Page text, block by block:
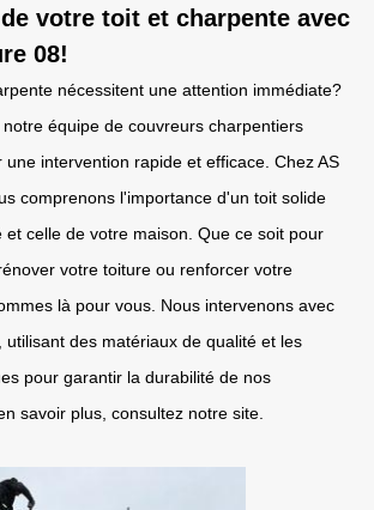
votre toit et charpente avec
08!
nécessitent une attention immédiate?
équipe de couvreurs charpentiers
intervention rapide et efficace. Chez AS
comprenons l'importance d'un toit solide
et celle de votre maison. Que ce soit pour
votre toiture ou renforcer votre
là pour vous. Nous intervenons avec
utilisant des matériaux de qualité et les
pour garantir la durabilité de nos
savoir plus, consultez notre site.